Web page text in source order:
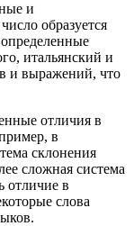
и
образуется
итальянский и
и выражений, что
отличия в
в
склонения
сложная система
отличие в
слова